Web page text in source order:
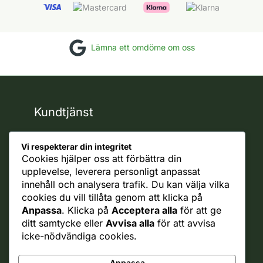
Lämna ett omdöme om oss
Kundtjänst
Reklamationer
Ångra Köp
Rättsligt
Ångerrätt
Integritetspolicy
Allmänna villkor
Cookie policy
Vi respekterar din integritet
Cookies hjälper oss att förbättra din
upplevelse, leverera personligt anpassat
innehåll och analysera trafik. Du kan välja vilka
cookies du vill tillåta genom att klicka på
Anpassa. Klicka på Acceptera alla för att ge
ditt samtycke eller Avvisa alla för att avvisa
icke-nödvändiga cookies.